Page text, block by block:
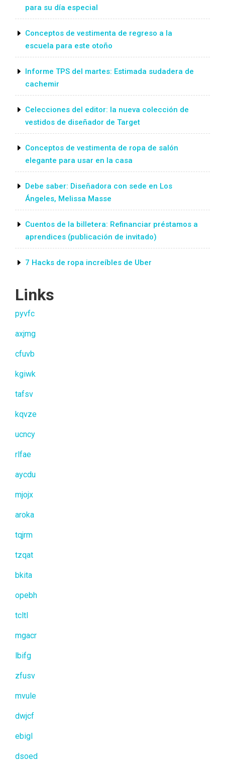
para su día especial
Conceptos de vestimenta de regreso a la
escuela para este otoño
Informe TPS del martes: Estimada sudadera de
cachemir
Celecciones del editor: la nueva colección de
vestidos de diseñador de Target
Conceptos de vestimenta de ropa de salón
elegante para usar en la casa
Debe saber: Diseñadora con sede en Los
Ángeles, Melissa Masse
Cuentos de la billetera: Refinanciar préstamos a
aprendices (publicación de invitado)
7 Hacks de ropa increíbles de Uber
Links
pyvfc
axjmg
cfuvb
kgiwk
tafsv
kqvze
ucncy
rlfae
aycdu
mjojx
aroka
tqjrm
tzqat
bkita
opebh
tcltl
mgacr
lbifg
zfusv
mvule
dwjcf
ebigl
dsoed